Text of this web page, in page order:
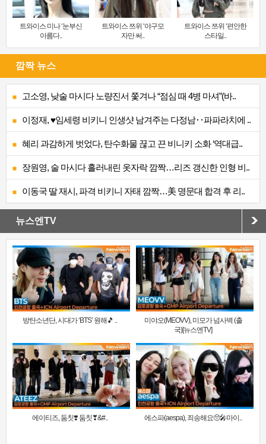
트와이스 미나 ‘눈부신
아름다..
트와이스 쯔위 ‘야구모
자만 써..
트와이스 쯔위 ‘편안한
스타일..
깜짝 뉴스
고소영, 낮술 마시다 노량진서 쫓겨나 “점심 때 4병 마셔”(바..
이정재, ♥임세령 비키니 인생샷 남겨주는 다정남‥파파라치에 ..
혜리 과감하게 벗었다, 탄수화물 끊고 끈 비니키 소화 ‘역대급..
장원영, 술 마시다 흘러내린 옷자락 깜짝…리즈 갱신한 인형 비..
이동국 딸 재시, 파격 비키니 자태 깜짝…美 명문대 합격 후 리..
뉴스엔TV
방탄소년단, 시대가 ‘BTS’ 원해🎵 ..
미야오(MEOVV), 미모가 넘사벽 (출
국)[뉴스엔TV]
에이티즈, 둠칫❣️ 둠칫❣&#.. 에스파(aespa), 죄송해요🥺🎤마이..